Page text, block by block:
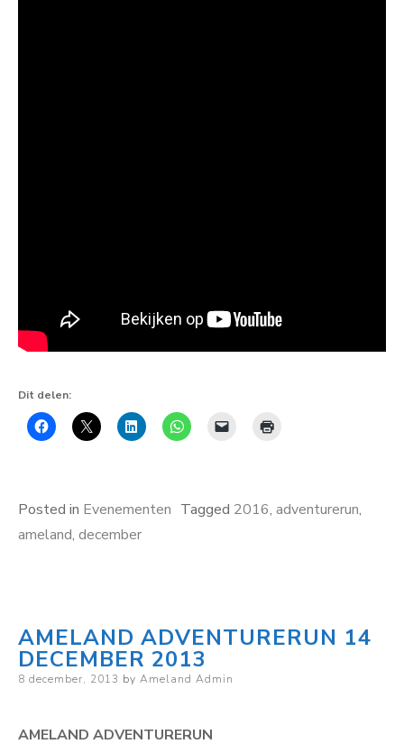
Dit delen:
Posted in Evenementen Tagged 2016, adventurerun,
ameland, december
AMELAND ADVENTURERUN 14
DECEMBER 2013
Posted
8 december, 2013 by Ameland Admin
AMELAND ADVENTURERUN